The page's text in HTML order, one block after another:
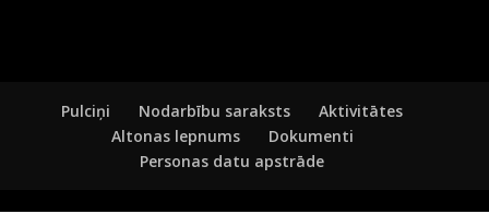
Pulciņi Nodarbību saraksts
Aktivitātes
Altonas lepnums
Dokumenti
Personas datu apstrāde